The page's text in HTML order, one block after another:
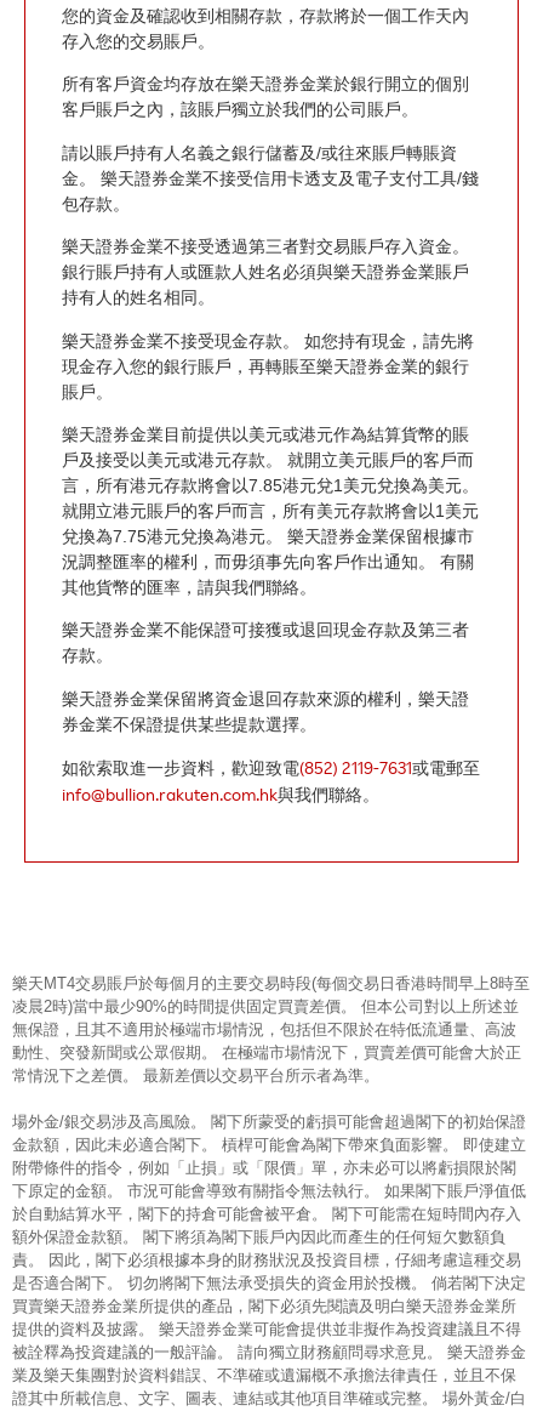
您的資金及確認收到相關存款，存款將於一個工作天內
存入您的交易賬戶。
所有客戶資金均存放在樂天證券金業於銀行開立的個別
客戶賬戶之內，該賬戶獨立於我們的公司賬戶。
請以賬戶持有人名義之銀行儲蓄及/或往來賬戶轉賬資
金。 樂天證券金業不接受信用卡透支及電子支付工具/錢
包存款。
樂天證券金業不接受透過第三者對交易賬戶存入資金。
銀行賬戶持有人或匯款人姓名必須與樂天證券金業賬戶
持有人的姓名相同。
樂天證券金業不接受現金存款。 如您持有現金，請先將
現金存入您的銀行賬戶，再轉賬至樂天證券金業的銀行
賬戶。
樂天證券金業目前提供以美元或港元作為結算貨幣的賬
戶及接受以美元或港元存款。 就開立美元賬戶的客戶而
言，所有港元存款將會以7.85港元兌1美元兌換為美元。
就開立港元賬戶的客戶而言，所有美元存款將會以1美元
兌換為7.75港元兌換為港元。 樂天證券金業保留根據市
況調整匯率的權利，而毋須事先向客戶作出通知。 有關
其他貨幣的匯率，請與我們聯絡。
樂天證券金業不能保證可接獲或退回現金存款及第三者
存款。
樂天證券金業保留將資金退回存款來源的權利，樂天證
券金業不保證提供某些提款選擇。
如欲索取進一步資料，歡迎致電(852) 2119-7631或電郵至
info@bullion.rakuten.com.hk與我們聯絡。
樂天MT4交易賬戶於每個月的主要交易時段(每個交易日香港時間早上8時至
凌晨2時)當中最少90%的時間提供固定買賣差價。 但本公司對以上所述並
無保證，且其不適用於極端市場情況，包括但不限於在特低流通量、高波
動性、突發新聞或公眾假期。 在極端市場情況下，買賣差價可能會大於正
常情況下之差價。 最新差價以交易平台所示者為準。
場外金/銀交易涉及高風險。 閣下所蒙受的虧損可能會超過閣下的初始保證
金款額，因此未必適合閣下。 槓桿可能會為閣下帶來負面影響。 即使建立
附帶條件的指令，例如「止損」或「限價」單，亦未必可以將虧損限於閣
下原定的金額。 市況可能會導致有關指令無法執行。 如果閣下賬戶淨值低
於自動結算水平，閣下的持倉可能會被平倉。 閣下可能需在短時間內存入
額外保證金款額。 閣下將須為閣下賬戶內因此而產生的任何短欠數額負
責。 因此，閣下必須根據本身的財務狀況及投資目標，仔細考慮這種交易
是否適合閣下。 切勿將閣下無法承受損失的資金用於投機。 倘若閣下決定
買賣樂天證券金業所提供的產品，閣下必須先閱讀及明白樂天證券金業所
提供的資料及披露。 樂天證券金業可能會提供並非擬作為投資建議且不得
被詮釋為投資建議的一般評論。 請向獨立財務顧問尋求意見。 樂天證券金
業及樂天集團對於資料錯誤、不準確或遺漏概不承擔法律責任，並且不保
證其中所載信息、文字、圖表、連結或其他項目準確或完整。 場外黃金/白